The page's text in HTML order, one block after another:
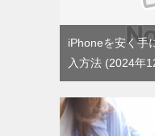
iPhoneを安く手
入方法
2024年